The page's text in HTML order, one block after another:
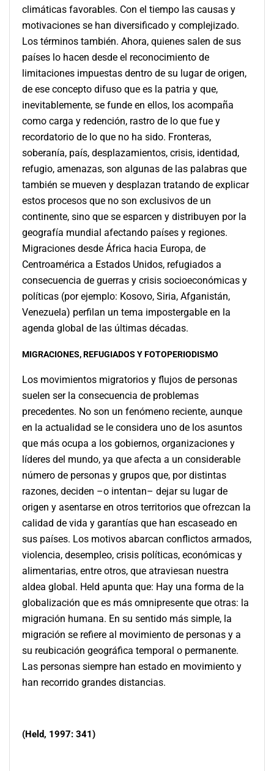
climáticas favorables. Con el tiempo las causas y
motivaciones se han diversificado y complejizado.
Los términos también. Ahora, quienes salen de sus
países lo hacen desde el reconocimiento de
limitaciones impuestas dentro de su lugar de origen,
de ese concepto difuso que es la patria y que,
inevitablemente, se funde en ellos, los acompaña
como carga y redención, rastro de lo que fue y
recordatorio de lo que no ha sido. Fronteras,
soberanía, país, desplazamientos, crisis, identidad,
refugio, amenazas, son algunas de las palabras que
también se mueven y desplazan tratando de explicar
estos procesos que no son exclusivos de un
continente, sino que se esparcen y distribuyen por la
geografía mundial afectando países y regiones.
Migraciones desde África hacia Europa, de
Centroamérica a Estados Unidos, refugiados a
consecuencia de guerras y crisis socioeconómicas y
políticas (por ejemplo: Kosovo, Siria, Afganistán,
Venezuela) perfilan un tema impostergable en la
agenda global de las últimas décadas.
MIGRACIONES, REFUGIADOS Y FOTOPERIODISMO
Los movimientos migratorios y flujos de personas
suelen ser la consecuencia de problemas
precedentes. No son un fenómeno reciente, aunque
en la actualidad se le considera uno de los asuntos
que más ocupa a los gobiernos, organizaciones y
líderes del mundo, ya que afecta a un considerable
número de personas y grupos que, por distintas
razones, deciden –o intentan– dejar su lugar de
origen y asentarse en otros territorios que ofrezcan la
calidad de vida y garantías que han escaseado en
sus países. Los motivos abarcan conflictos armados,
violencia, desempleo, crisis políticas, económicas y
alimentarias, entre otros, que atraviesan nuestra
aldea global. Held apunta que: Hay una forma de la
globalización que es más omnipresente que otras: la
migración humana. En su sentido más simple, la
migración se refiere al movimiento de personas y a
su reubicación geográfica temporal o permanente.
Las personas siempre han estado en movimiento y
han recorrido grandes distancias.
(Held, 1997: 341)